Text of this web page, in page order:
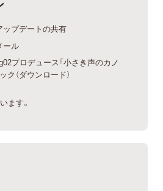
ップデートの共有
ール
プロデュース「小さき声のカノ
ク（ダウンロード）
ます。